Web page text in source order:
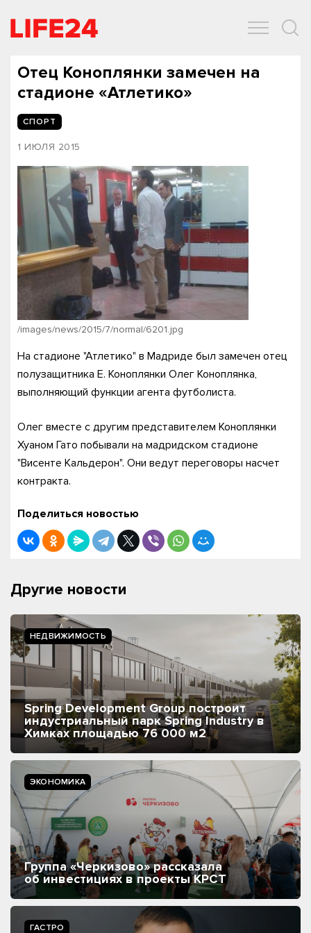
Отец Коноплянки замечен на
стадионе «Атлетико»
СПОРТ
1 ИЮЛЯ 2015
/images/news/2015/7/normal/6201.jpg
На стадионе "Атлетико" в Мадриде был замечен отец
полузащитника Е. Коноплянки Олег Коноплянка,
выполняющий функции агента футболиста.
Олег вместе с другим представителем Коноплянки
Хуаном Гато побывали на мадридском стадионе
"Висенте Кальдерон". Они ведут переговоры насчет
контракта.
Поделиться новостью
Другие новости
НЕДВИЖИМОСТЬ
Spring Development Group построит
индустриальный парк Spring Industry в
Химках площадью 76 000 м2
ЭКОНОМИКА
Группа «Черкизово» рассказала
об инвестициях в проекты КРСТ
ГАСТРО